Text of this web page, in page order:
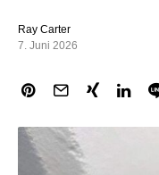
Ray Carter
7. Juni 2026